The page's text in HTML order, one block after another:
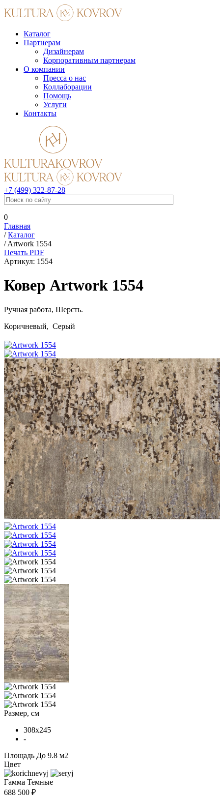
Каталог
Партнерам
Дизайнерам
Корпоративным партнерам
О компании
Пресса о нас
Коллаборации
Помощь
Услуги
Контакты
+7 (499) 322-87-28
0
Главная
/Каталог
/Artwork 1554
Печать PDF
Артикул: 1554
Ковер Artwork 1554
Ручная работа, Шерсть.
Коричневый, Серый
Размер, см
308x245
-
Площадь До 9.8 м2
Цвет
Гамма Темные
688 500 ₽